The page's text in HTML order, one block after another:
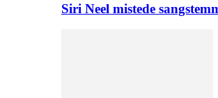
Siri Neel mistede